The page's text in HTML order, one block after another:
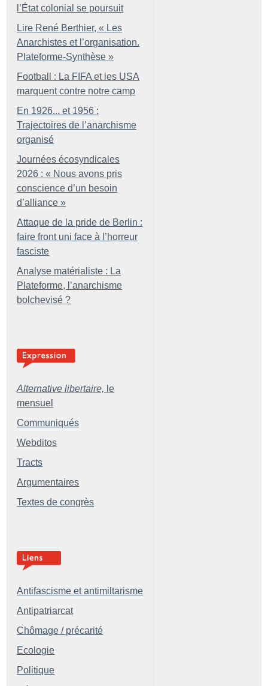
l’État colonial se poursuit
Lire René Berthier, « Les
Anarchistes et l’organisation.
Plateforme-Synthèse »
Football : La FIFA et les USA
marquent contre notre camp
En 1926... et 1956 :
Trajectoires de l’anarchisme
organisé
Journées écosyndicales
2026 : « Nous avons pris
conscience d’un besoin
d’alliance »
Attaque de la pride de Berlin :
faire front uni face à l’horreur
fasciste
Analyse matérialiste : La
Plateforme, l’anarchisme
bolchevisé ?
Alternative libertaire, le
mensuel
Communiqués
Webditos
Tracts
Argumentaires
Textes de congrès
Antifascisme et antimiltarisme
Antipatriarcat
Chômage / précarité
Ecologie
Politique